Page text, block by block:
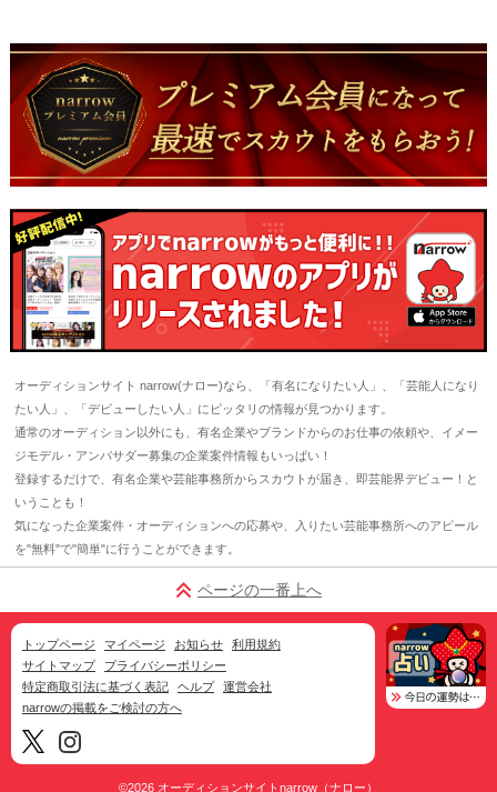
オーディションサイト narrow(ナロー)なら、「有名になりたい人」、「芸能人になり
たい人」、「デビューしたい人」にピッタリの情報が見つかります。
通常のオーディション以外にも、有名企業やブランドからのお仕事の依頼や、イメー
ジモデル・アンバサダー募集の企業案件情報もいっぱい！
登録するだけで、有名企業や芸能事務所からスカウトが届き、即芸能界デビュー！と
いうことも！
気になった企業案件・オーディションへの応募や、入りたい芸能事務所へのアピール
を"無料"で"簡単"に行うことができます。
ページの一番上へ
トップページ マイページ お知らせ
利用規約
サイトマップ
プライバシーポリシー
特定商取引法に基づく表記
ヘルプ
運営会社
narrowの掲載をご検討の方へ
©2026 オーディションサイトnarrow（ナロー）